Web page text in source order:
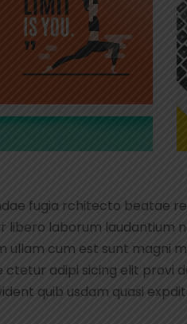
fugia rchitecto beatae
libero laborum laudantium
ullam cum est sunt magni
ctetur adipi sicing elit provi
quib usdam quasi